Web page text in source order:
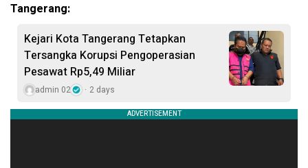
Tangerang:
Kejari Kota Tangerang Tetapkan
Tersangka Korupsi Pengoperasian
Pesawat Rp5,49 Miliar
admin 02 2 days